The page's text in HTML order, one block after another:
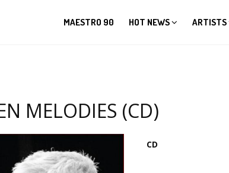
MAESTRO 90 HOT NEWS ARTISTS
MELODIES (CD)
CD